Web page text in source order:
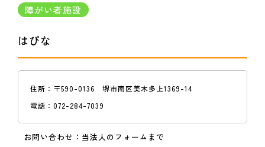
障がい者施設
はぴな
住所： 〒590-0136 堺市南区美木多上1369-14
電話： 072-284-7039
お問い合わせ： 当法人のフォームまで